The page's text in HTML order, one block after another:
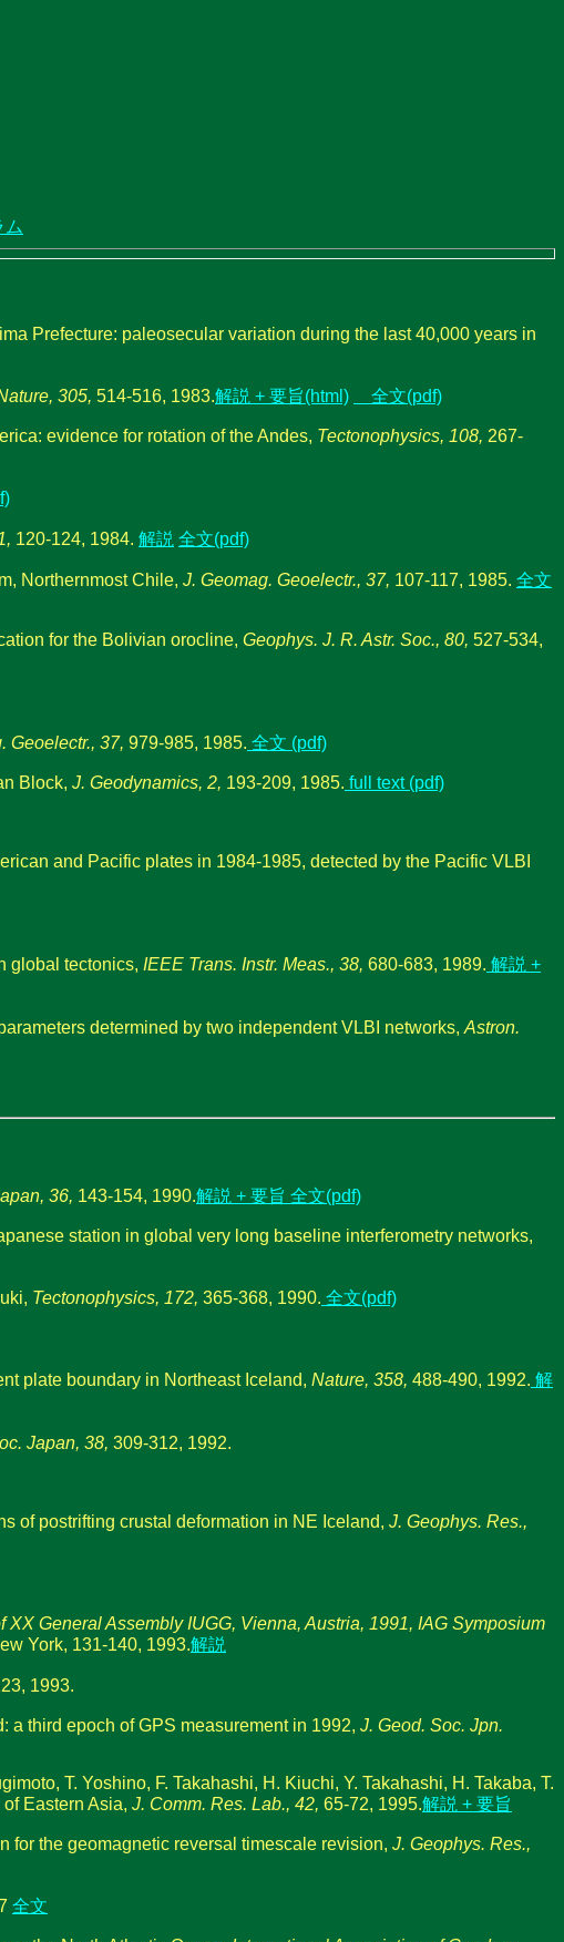
ム
Prefecture: paleosecular variation during the last 40,000 years in
305, 514-516, 1983.解説 + 要旨(html) 全文(pdf)
evidence for rotation of the Andes, Tectonophysics, 108, 267-
120-124, 1984. 解説 全文(pdf)
Northernmost Chile, J. Geomag. Geoelectr., 37, 107-117, 1985. 全文
for the Bolivian orocline, Geophys. J. R. Astr. Soc., 80, 527-534,
Geoelectr., 37, 979-985, 1985. 全文 (pdf)
Block, J. Geodynamics, 2, 193-209, 1985. full text (pdf)
and Pacific plates in 1984-1985, detected by the Pacific VLBI
global tectonics, IEEE Trans. Instr. Meas., 38, 680-683, 1989. 解説 +
determined by two independent VLBI networks, Astron.
36, 143-154, 1990.解説 + 要旨 全文(pdf)
station in global very long baseline interferometry networks,
Tectonophysics, 172, 365-368, 1990. 全文(pdf)
plate boundary in Northeast Iceland, Nature, 358, 488-490, 1992. 解
Japan, 38, 309-312, 1992.
of postrifting crustal deformation in NE Iceland, J. Geophys. Res.,
XX General Assembly IUGG, Vienna, Austria, 1991, IAG Symposium
York, 131-140, 1993.解説
1993.
a third epoch of GPS measurement in 1992, J. Geod. Soc. Jpn.
T. Yoshino, F. Takahashi, H. Kiuchi, Y. Takahashi, H. Takaba, T.
Eastern Asia, J. Comm. Res. Lab., 42, 65-72, 1995.解説 + 要旨
for the geomagnetic reversal timescale revision, J. Geophys. Res.,
全文